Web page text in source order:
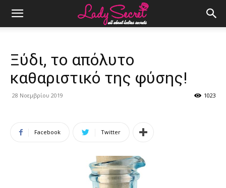
Ξύδι, το απόλυτο
καθαριστικό της φύσης!
28 Νοεμβρίου 2019 1023
Facebook Twitter